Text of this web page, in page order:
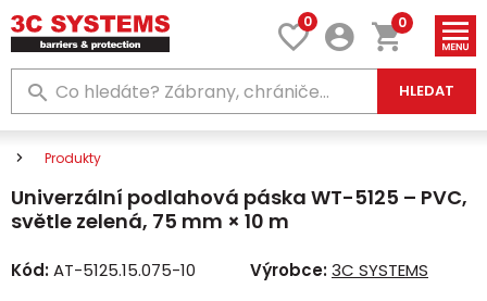
0
HLEDAT
0
Produkty
Univerzální podlahová páska WT-5125 – PVC,
světle zelená, 75 mm × 10 m
Kód:AT-5125.15.075-10 Výrobce:3C SYSTEMS